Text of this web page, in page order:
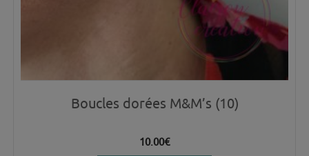
Boucles dorées M&M’s (10)
10.00€